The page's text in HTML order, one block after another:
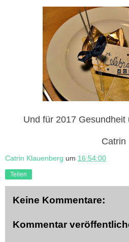
Und für 2017 Gesundheit
Catrin
Catrin Klauenberg um 16:54:00
Teilen
Keine Kommentare:
Kommentar